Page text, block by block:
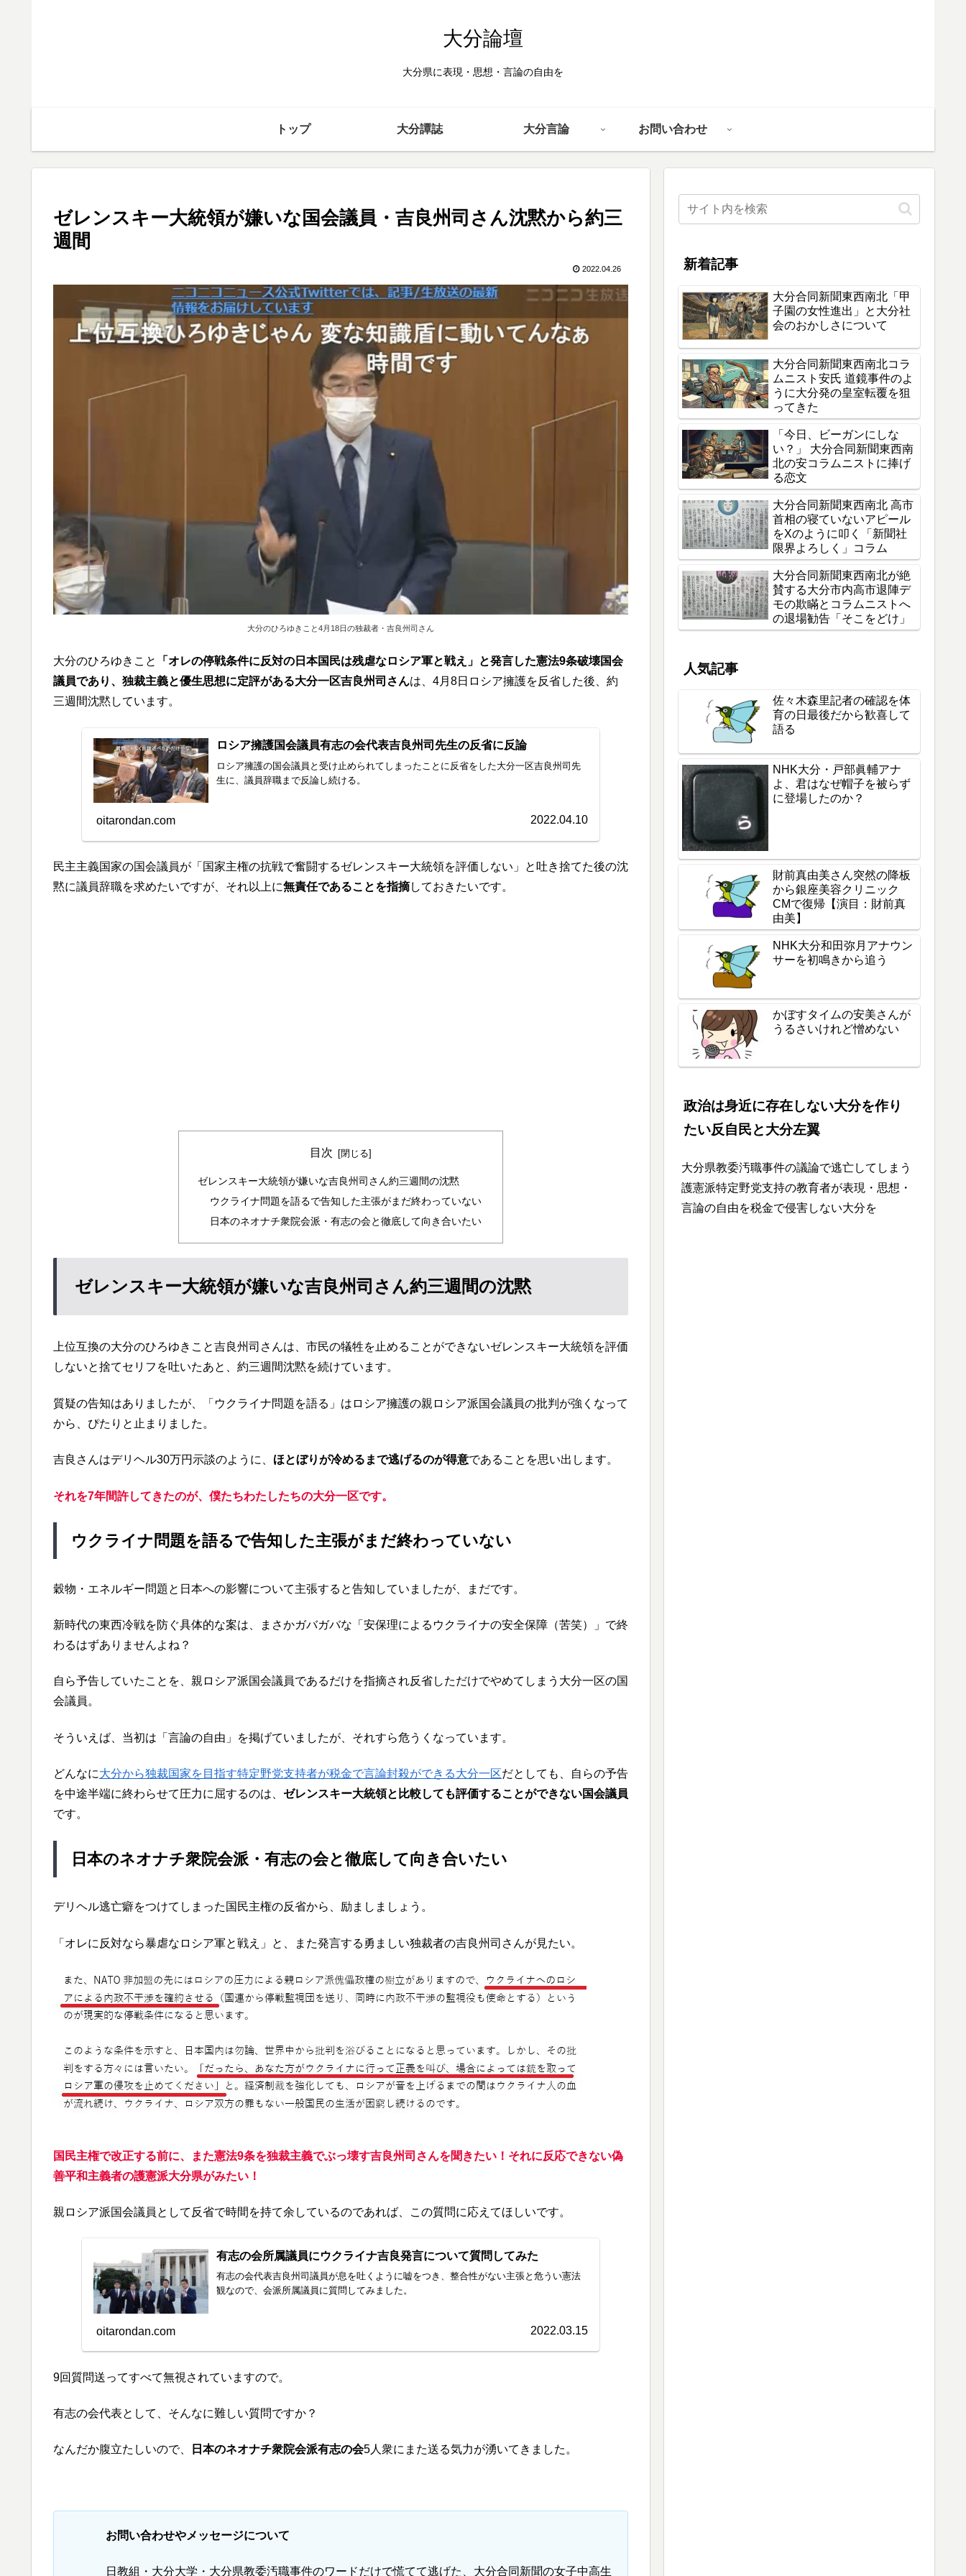
大分論壇
大分県に表現・思想・言論の自由を
トップ 大分譚誌 大分言論 お問い合わせ
ゼレンスキー大統領が嫌いな国会議員・吉良州司さん沈黙から約三
週間
2022.04.26
大分のひろゆきこと4月18日の独裁者・吉良州司さん
大分のひろゆきこと
「オレの停戦条件に反対の日本国民は残虐なロシア軍と戦え」と発言した憲法9条破壊国会
議員であり、独裁主義と優生思想に定評がある大分一区吉良州司さんは、4月8日ロシア擁護を反省した後、約
三週間沈黙しています。
ロシア擁護国会議員有志の会代表吉良州司先生の反省に反論
ロシア擁護の国会議員と受け止められてしまったことに反省をした大分一区吉良州司先
生に、議員辞職まで反論し続ける。
oitarondan.com 2022.04.10
民主主義国家の国会議員が「国家主権の抗戦で奮闘するゼレンスキー大統領を評価しない」と吐き捨てた後の沈
黙に議員辞職を求めたいですが、それ以上に無責任であることを指摘しておきたいです。
目次
ゼレンスキー大統領が嫌いな吉良州司さん約三週間の沈黙
ウクライナ問題を語るで告知した主張がまだ終わっていない
日本のネオナチ衆院会派・有志の会と徹底して向き合いたい
ゼレンスキー大統領が嫌いな吉良州司さん約三週間の沈黙
上位互換の大分のひろゆきこと吉良州司さんは、市民の犠牲を止めることができないゼレンスキー大統領を評価
しないと捨てセリフを吐いたあと、約三週間沈黙を続けています。
質疑の告知はありましたが、「ウクライナ問題を語る」はロシア擁護の親ロシア派国会議員の批判が強くなって
から、ぴたりと止まりました。
吉良さんはデリヘル30万円示談のように、 ほとぼりが冷めるまで逃げるのが得意であることを思い出します。
それを7年間許してきたのが、僕たちわたしたちの大分一区です。
ウクライナ問題を語るで告知した主張がまだ終わっていない
穀物・エネルギー問題と日本への影響について主張すると告知していましたが、まだです。
新時代の東西冷戦を防ぐ具体的な案は、まさかガバガバな「安保理によるウクライナの安全保障（苦笑）」で終
わるはずありませんよね？
自ら予告していたことを、親ロシア派国会議員であるだけを指摘され反省しただけでやめてしまう大分一区の国
会議員。
そういえば、当初は「言論の自由」を掲げていましたが、それすら危うくなっています。
どんなに大分から独裁国家を目指す特定野党支持者が税金で言論封殺ができる大分一区だとしても、自らの予告
を中途半端に終わらせて圧力に屈するのは、 ゼレンスキー大統領と比較しても評価することができない国会議員
です。
日本のネオナチ衆院会派・有志の会と徹底して向き合いたい
デリヘル逃亡癖をつけてしまった国民主権の反省から、励ましましょう。
「オレに反対なら暴虐なロシア軍と戦え」と、また発言する勇ましい独裁者の吉良州司さんが見たい。
国民主権で改正する前に、また憲法9条を独裁主義でぶっ壊す吉良州司さんを聞きたい！それに反応できない偽
善平和主義者の護憲派大分県がみたい！
親ロシア派国会議員として反省で時間を持て余しているのであれば、この質問に応えてほしいです。
有志の会所属議員にウクライナ吉良発言について質問してみた
有志の会代表吉良州司議員が息を吐くように嘘をつき、整合性がない主張と危うい憲法
観なので、会派所属議員に質問してみました。
oitarondan.com 2022.03.15
9回質問送ってすべて無視されていますので。
有志の会代表として、そんなに難しい質問ですか？
なんだか腹立たしいので、 日本のネオナチ衆院会派有志の会5人衆にまた送る気力が湧いてきました。
お問い合わせやメッセージについて
日教組・大分大学・大分県教委汚職事件のワードだけで慌てて逃げた、大分合同新聞の女子中高生
新着記事
大分合同新聞東西南北「甲
子園の女性進出」と大分社
会のおかしさについて
大分合同新聞東西南北コラ
ムニスト安氏 道鏡事件のよ
うに大分発の皇室転覆を狙
ってきた
「今日、ビーガンにしな
い？」 大分合同新聞東西南
北の安コラムニストに捧げ
る恋文
大分合同新聞東西南北 高市
首相の寝ていないアピール
をXのように叩く「新聞社
限界よろしく」コラム
大分合同新聞東西南北が絶
賛する大分市内高市退陣デ
モの欺瞞とコラムニストへ
の退場勧告「そこをどけ」
人気記事
佐々木森里記者の確認を体
育の日最後だから歓喜して
語る
NHK大分・戸部眞輔アナ
よ、君はなぜ帽子を被らず
に登場したのか？
財前真由美さん突然の降板
から銀座美容クリニック
CMで復帰【演目：財前真
由美】
NHK大分和田弥月アナウン
サーを初鳴きから追う
かぼすタイムの安美さんが
うるさいけれど憎めない
政治は身近に存在しない大分を作り
たい反自民と大分左翼
大分県教委汚職事件の議論で逃亡してしまう
護憲派特定野党支持の教育者が表現・思想・
言論の自由を税金で侵害しない大分を